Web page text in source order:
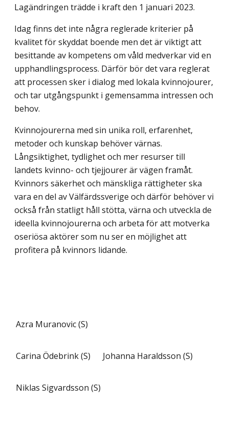
Lagändringen trädde i kraft den 1 januari 2023.
Idag finns det inte några reglerade kriterier på
kvalitet för skyddat boende men det är viktigt att
besittande av kompetens om våld medverkar vid en
upphandlingsprocess. Därför bör det vara reglerat
att processen sker i dialog med lokala kvinnojourer,
och tar utgångspunkt i gemensamma intressen och
behov.
Kvinnojourerna med sin unika roll, erfarenhet,
metoder och kunskap behöver värnas.
Långsiktighet, tydlighet och mer resurser till
landets kvinno- och tjejjourer är vägen framåt.
Kvinnors säkerhet och mänskliga rättigheter ska
vara en del av Välfärdssverige och därför behöver vi
också från statligt håll stötta, värna och utveckla de
ideella kvinnojourerna och arbeta för att motverka
oseriösa aktörer som nu ser en möjlighet att
profitera på kvinnors lidande.
Azra Muranovic (S)
Carina Ödebrink (S) Johanna Haraldsson (S)
Niklas Sigvardsson (S)